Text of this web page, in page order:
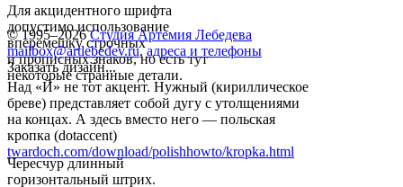
Для акцидентного шрифта
допустимо использование
вперемешку строчных
и прописных знаков, но есть тут
некоторые странные детали.
Над «Й» не тот акцент. Нужный (кириллическое
бреве) представляет собой дугу с утолщениями
на концах. А здесь вместо него — польская
кропка (dotaccent)
twardoch.com/download/polishhowto/kropka.html
Чересчур длинный
горизонтальный штрих.
© 1995–2026 Студия Артемия Лебедева
mailbox@artlebedev.ru, адреса и телефоны
Заказать дизайн...